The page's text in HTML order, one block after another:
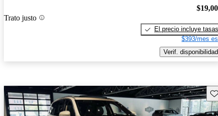
Trato justo
El precio incluye tasas
$393/mes
Verif. disponibilidad